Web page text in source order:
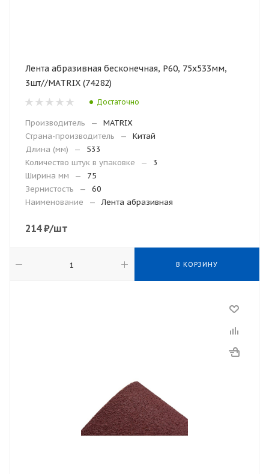
Лента абразивная бесконечная, Р60, 75х533мм,
3шт//MATRIX (74282)
Достаточно
Производитель —
MATRIX
Страна-производитель
—
Китай
Длина (мм)
—
533
Количество штук в упаковке
—
3
Ширина мм
—
75
Зернистость
—
60
Наименование
— Лента абразивная
214₽/шт
В КОРЗИНУ